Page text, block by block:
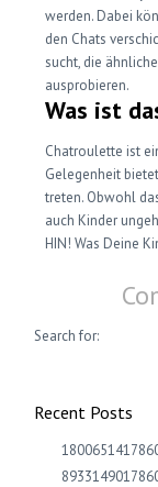
werden. Dabei
den Chats
sucht, die
ausprobieren.
Was ist
Chatroulette ist
Gelegenheit
treten. Obwohl
auch Kinder
HIN! Was Deine
Search for:
Recent Posts